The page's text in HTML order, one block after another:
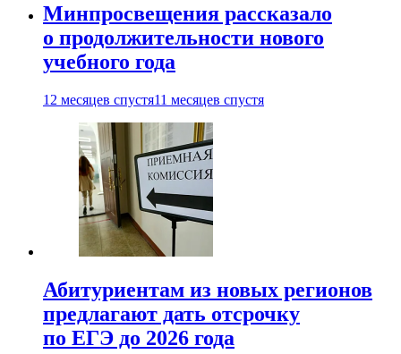
Минпросвещения рассказало
о продолжительности нового
учебного года
12 месяцев спустя11 месяцев спустя
Абитуриентам из новых регионов
предлагают дать отсрочку
по ЕГЭ до 2026 года